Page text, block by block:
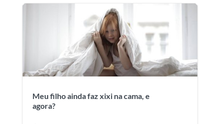
Meu filho ainda faz xixi na cama, e
agora?